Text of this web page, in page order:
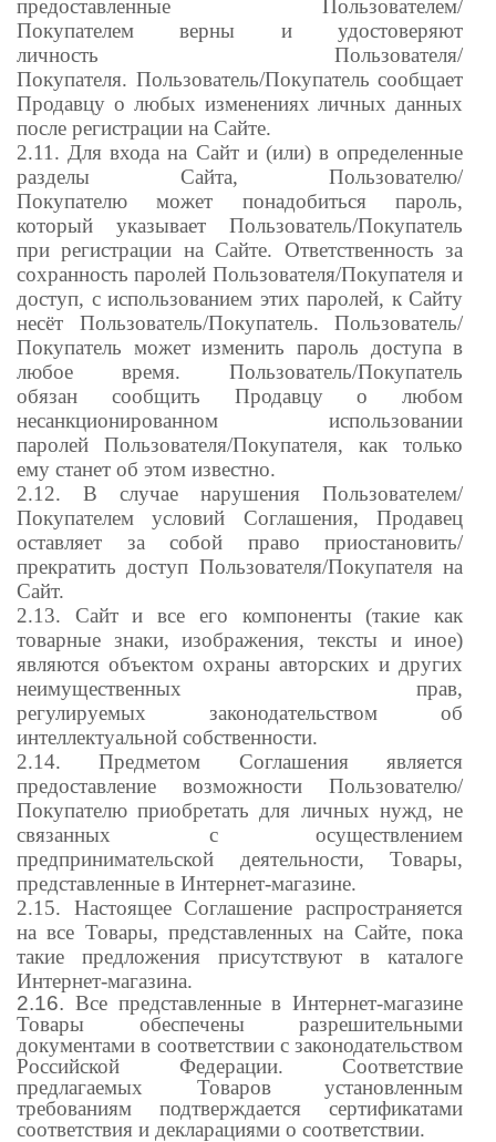
предоставленные Пользователем/
Покупателем верны и удостоверяют
личность Пользователя/
Покупателя. Пользователь/Покупатель сообщает
Продавцу о любых изменениях личных данных
после регистрации на Сайте.
2.11. Для входа на Сайт и (или) в определенные
разделы Сайта, Пользователю/
Покупателю может понадобиться пароль,
который указывает Пользователь/Покупатель
при регистрации на Сайте. Ответственность за
сохранность паролей Пользователя/Покупателя и
доступ, с использованием этих паролей, к Сайту
несёт Пользователь/Покупатель. Пользователь/
Покупатель может изменить пароль доступа в
любое время. Пользователь/Покупатель
обязан сообщить Продавцу о любом
несанкционированном использовании
паролей Пользователя/Покупателя, как только
ему станет об этом известно.
2.12. В случае нарушения Пользователем/
Покупателем условий Соглашения, Продавец
оставляет за собой право приостановить/
прекратить доступ Пользователя/Покупателя на
Сайт.
2.13.
Сайт и все его компоненты (такие как
товарные знаки, изображения, тексты и иное)
являются объектом охраны авторских и других
неимущественных прав,
регулируемых
законодательством об
интеллектуальной собственности.
2.14. Предметом Соглашения является
предоставление возможности Пользователю/
Покупателю приобретать для личных нужд, не
связанных с осуществлением
предпринимательской деятельности, Товары,
представленные в Интернет-магазине.
2.15. Настоящее Соглашение распространяется
на все Товары, представленных на Сайте, пока
такие предложения присутствуют в каталоге
Интернет-магазина.
2.16. Все представленные в Интернет-магазине
Товары обеспечены разрешительными
документами в соответствии с законодательством
Российской Федерации. Соответствие
предлагаемых Товаров установленным
требованиям подтверждается сертификатами
соответствия и декларациями о соответствии.